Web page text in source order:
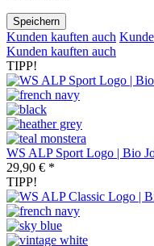
Speichern
Kunden kauften auch
Kunden kauften auch
TIPP!
WS ALP Sport Logo | Bio
29,90 € *
TIPP!